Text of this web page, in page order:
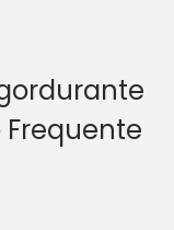
Frequente